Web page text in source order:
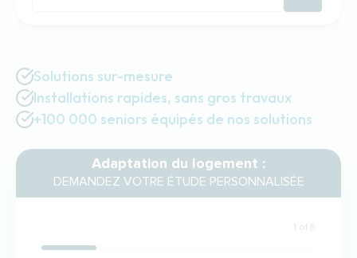
Solutions sur-mesure
Installations rapides, sans gros travaux
+100 000 seniors équipés de nos solutions
Adaptation du logement :
DEMANDEZ VOTRE ÉTUDE PERSONNALISÉE
1 of 5